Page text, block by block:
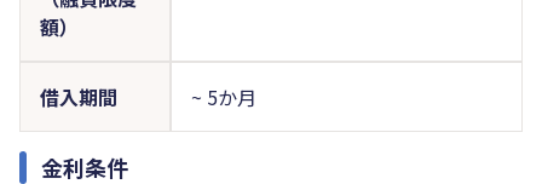
額）
借入期間 ~ 5か月
金利条件